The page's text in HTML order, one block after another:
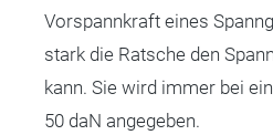
Vorspannkraft eines
stark die Ratsche den
kann. Sie wird immer bei
50 daN angegeben.